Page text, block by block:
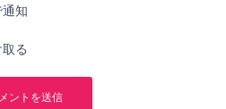
知
る